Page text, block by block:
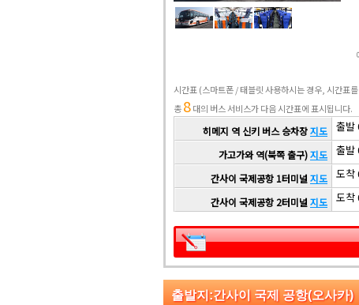
시간표 (스마트폰 / 태블릿 사용하시는 경우, 시간표
총8대의 버스 서비스가 다음 시간표에 표시됩니다.
히메지 역 신키 버스 승차장지도 출발
가고가와 역(북쪽 출구)지도 출발
간사이 국제공항 1터미널 지도 도착
간사이 국제공항 2터미널 지도 도착
출발지:간사이 국제 공항(오사